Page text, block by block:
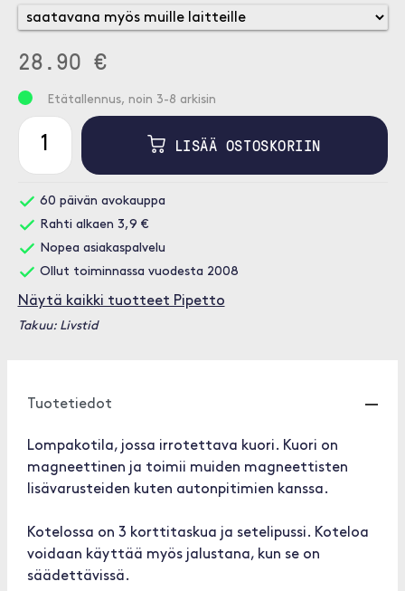
28.90 €
Etätallennus, noin 3-8 arkisin
LISÄÄ OSTOSKORIIN
60 päivän avokauppa
Rahti alkaen 3,9 €
Nopea asiakaspalvelu
Ollut toiminnassa vuodesta 2008
Näytä kaikki tuotteet Pipetto
Takuu: Livstid
Tuotetiedot
Lompakotila, jossa irrotettava kuori. Kuori on
magneettinen ja toimii muiden magneettisten
lisävarusteiden kuten autonpitimien kanssa.
Kotelossa on 3 korttitaskua ja setelipussi. Koteloa
voidaan käyttää myös jalustana, kun se on
säädettävissä.